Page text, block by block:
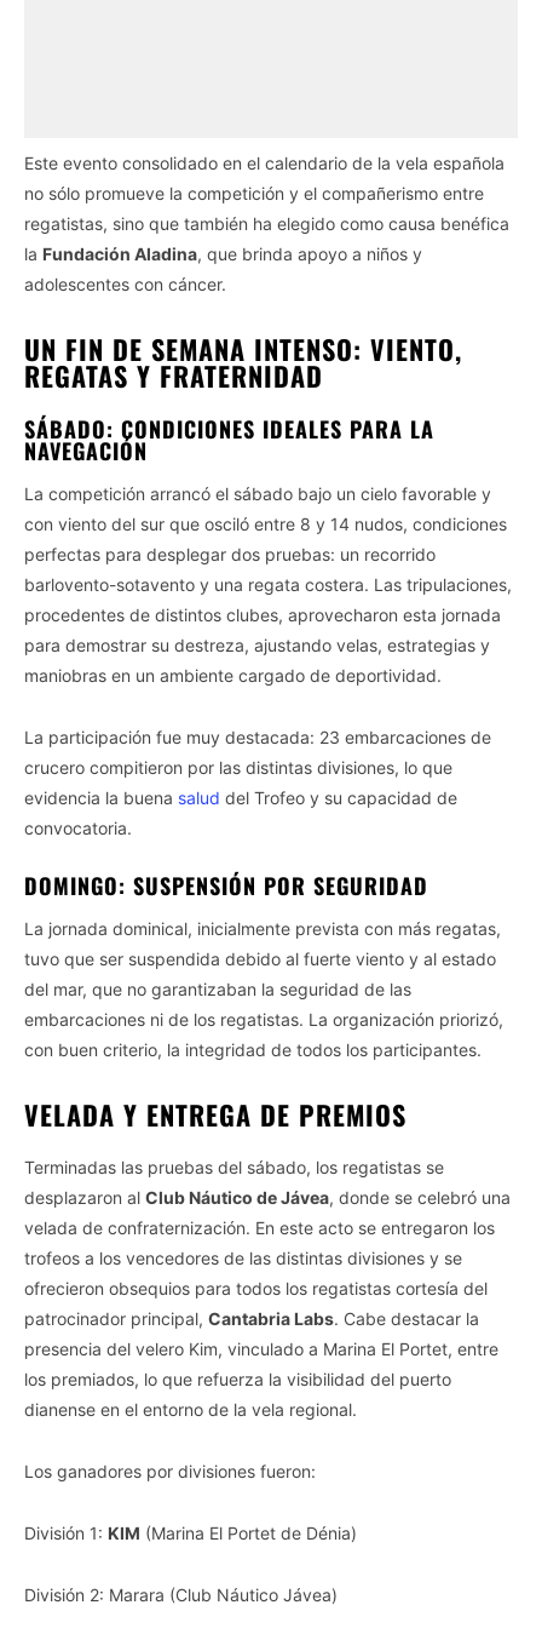
Este evento consolidado en el calendario de la vela española
no sólo promueve la competición y el compañerismo entre
regatistas, sino que también ha elegido como causa benéfica
la Fundación Aladina, que brinda apoyo a niños y
adolescentes con cáncer.
UN FIN DE SEMANA INTENSO: VIENTO,
REGATAS Y FRATERNIDAD
SÁBADO: CONDICIONES IDEALES PARA LA
NAVEGACIÓN
La competición arrancó el sábado bajo un cielo favorable y
con viento del sur que osciló entre 8 y 14 nudos, condiciones
perfectas para desplegar dos pruebas: un recorrido
barlovento-sotavento y una regata costera. Las tripulaciones,
procedentes de distintos clubes, aprovecharon esta jornada
para demostrar su destreza, ajustando velas, estrategias y
maniobras en un ambiente cargado de deportividad.
La participación fue muy destacada: 23 embarcaciones de
crucero compitieron por las distintas divisiones, lo que
evidencia la buena salud del Trofeo y su capacidad de
convocatoria.
DOMINGO: SUSPENSIÓN POR SEGURIDAD
La jornada dominical, inicialmente prevista con más regatas,
tuvo que ser suspendida debido al fuerte viento y al estado
del mar, que no garantizaban la seguridad de las
embarcaciones ni de los regatistas. La organización priorizó,
con buen criterio, la integridad de todos los participantes.
VELADA Y ENTREGA DE PREMIOS
Terminadas las pruebas del sábado, los regatistas se
desplazaron al Club Náutico de Jávea, donde se celebró una
velada de confraternización. En este acto se entregaron los
trofeos a los vencedores de las distintas divisiones y se
ofrecieron obsequios para todos los regatistas cortesía del
patrocinador principal, Cantabria Labs. Cabe destacar la
presencia del velero Kim, vinculado a Marina El Portet, entre
los premiados, lo que refuerza la visibilidad del puerto
dianense en el entorno de la vela regional.
Los ganadores por divisiones fueron:
División 1: KIM (Marina El Portet de Dénia)
División 2: Marara (Club Náutico Jávea)